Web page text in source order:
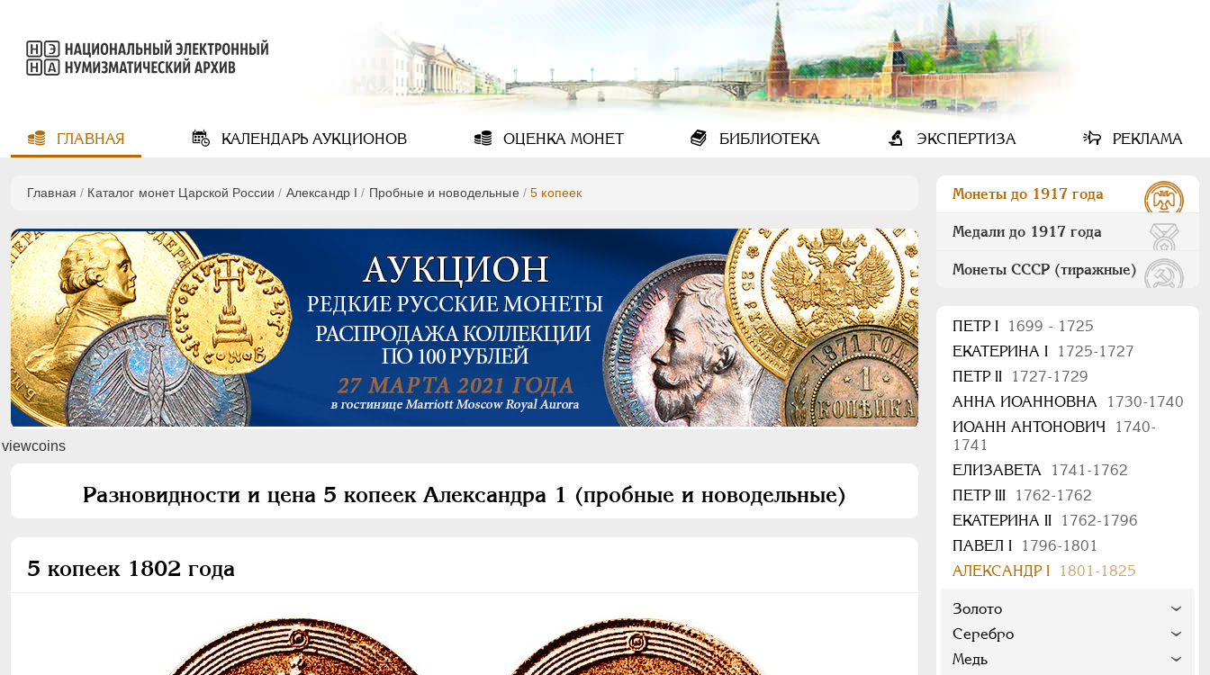
ГЛАВНАЯ КАЛЕНДАРЬАУКЦИОНОВ ОЦЕНКАМОНЕТ БИБЛИОТЕКА ЭКСПЕРТИЗА РЕКЛАМА
Главная / Каталог монет Царской России / Александр I / Пробные и новодельные /5 копеек
viewcoins
Разновидности и цена 5 копеек Александра 1 (пробные и новодельные)
5 копеек 1802 года
Монеты до 1917 года
Медали до 1917 года
Монеты СССР (тиражные)
ПEТР I
1699 - 1725
ЕКАТЕРИНА I
1725-1727
ПЕТР II
1727-1729
АННА ИОАННОВНА
1730-1740
ИОАНН АНТОНОВИЧ
1740-
1741
ЕЛИЗАВЕТА
1741-1762
ПЕТР III
1762-1762
ЕКАТЕРИНА II
1762-1796
ПАВЕЛ I
1796-1801
АЛЕКСАНДР I
1801-1825
Золото
Серебро
Медь